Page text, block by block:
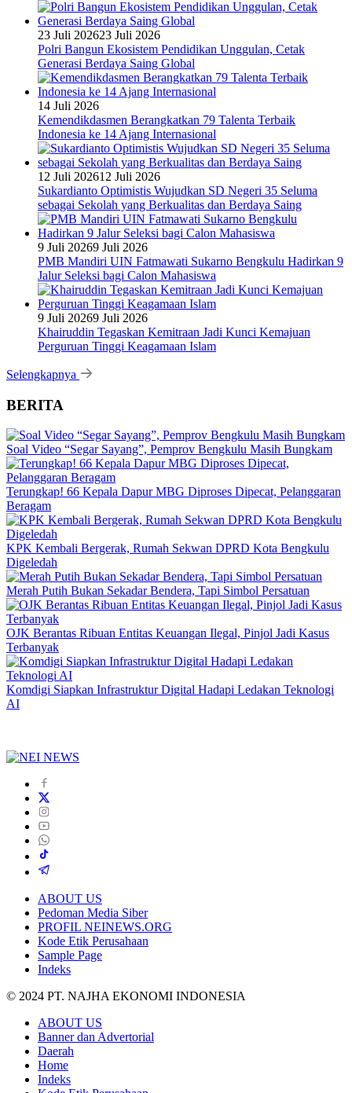
23 Juli 202623 Juli 2026
Polri Bangun Ekosistem Pendidikan Unggulan, Cetak
Generasi Berdaya Saing Global
14 Juli 2026
Kemendikdasmen Berangkatkan 79 Talenta Terbaik
Indonesia ke 14 Ajang Internasional
12 Juli 202612 Juli 2026
Sukardianto Optimistis Wujudkan SD Negeri 35 Seluma
sebagai Sekolah yang Berkualitas dan Berdaya Saing
9 Juli 20269 Juli 2026
PMB Mandiri UIN Fatmawati Sukarno Bengkulu Hadirkan 9
Jalur Seleksi bagi Calon Mahasiswa
9 Juli 20269 Juli 2026
Khairuddin Tegaskan Kemitraan Jadi Kunci Kemajuan
Perguruan Tinggi Keagamaan Islam
Selengkapnya
BERITA
Soal Video “Segar Sayang”, Pemprov Bengkulu Masih Bungkam
Terungkap! 66 Kepala Dapur MBG Diproses Dipecat, Pelanggaran
Beragam
KPK Kembali Bergerak, Rumah Sekwan DPRD Kota Bengkulu
Digeledah
Merah Putih Bukan Sekadar Bendera, Tapi Simbol Persatuan
OJK Berantas Ribuan Entitas Keuangan Ilegal, Pinjol Jadi Kasus
Terbanyak
Komdigi Siapkan Infrastruktur Digital Hadapi Ledakan Teknologi
AI
ABOUT US
Pedoman Media Siber
PROFIL NEINEWS.ORG
Kode Etik Perusahaan
Sample Page
Indeks
© 2024 PT. NAJHA EKONOMI INDONESIA
ABOUT US
Banner dan Advertorial
Daerah
Home
Indeks